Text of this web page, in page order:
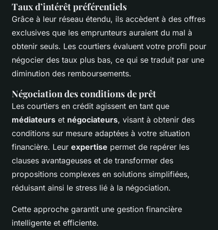
Taux d’intérêt préférentiels
Grâce à leur réseau étendu, ils accèdent à des offres
exclusives que les emprunteurs auraient du mal à
obtenir seuls. Les courtiers évaluent votre profil pour
négocier des taux plus bas, ce qui se traduit par une
diminution des remboursements.
Négociation des conditions de prêt
Les courtiers en crédit agissent en tant que
médiateurs et négociateurs, visant à obtenir des
conditions sur mesure adaptées à votre situation
financière. Leur expertise permet de repérer les
clauses avantageuses et de transformer des
propositions complexes en solutions simplifiées,
réduisant ainsi le stress lié à la négociation.
Cette approche garantit une gestion financière
intelligente et efficiente.